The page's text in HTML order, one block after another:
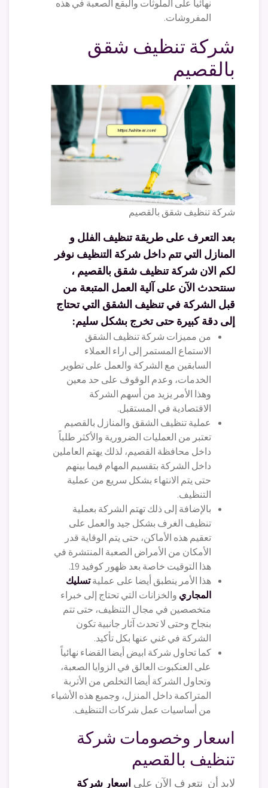
نهائياً على الملوثات والبقع الصعبة في هذه
المفروشات.
شركة تنظيف شقق
بالقصيم
شركة تنظيف شقق بالقصيم
بعد التعرف على طريقة تنظيف الفلل و
المنازل التي تتم داخل شركة التنظيف نوفر
لكم الان شركة تنظيف شقق بالقصيم ،
سنتحدث الآن على آلية العمل المتبعة من
قبل الشركة في تنظيف الشقق التي تحتاج
إلى دقة كبيرة حتى تخرج بشكل سليم:
من مميزات شركة تنظيف الشقق
الاستماع المستمر إلى اراء العملاء
السابقين مع الشركة والعمل على تطوير
الخدمات، وعدم الوقوف على حد معين
وهذا الأمر يزيد من أسهم الشركة
الاقتصادية في المستقبل.
عملية تنظيف الشقق والمنازل بالقصيم
تعتبر من العمليات الضرورية والأكثر طلباً
داخل محافظة القصيم، لذلك يهتم العاملين
داخل الشركة بتقسيم المهام فيما بينهم
حتى يتم الانتهاء بشكل سريع من عملية
التنظيف.
بالإضافة إلى ذلك تهتم الشركة بعملية
تنظيف الغرف بشكل جيد والعمل على
تعقيم هذه الأماكن، حتى يتم الوقاية قدر
الأمكان من الأمراض الصعبة المنتشرة في
هذا التوقيت خاصة بعد ظهور كوفيد 19.
هذا الأمر ينطبق أيضا على عمليةتسليك
المجاري والخزانات التي تحتاج إلى خبراء
متخصصين في مجال التنظيف، حتى تتم
بنجاح وحتى لا تحدث آثار جانبية تكون
الشركة في غني عنها بكل تأكيد.
كما تحاول شركة ابيض أيضا القضاء نهائياً
على العنكبوت العالق في الزوايا الصعبة،
وتحاول الشركة أيضا التخلص من الأتربة
المتراكمة داخل المنزل، وجميع هذه الأشياء
من أساسيات عمل شركات التنظيف.
اسعار وخصومات شركة
تنظيف بالقصيم
لابد أن نتعرف الآن على اسعار شركة